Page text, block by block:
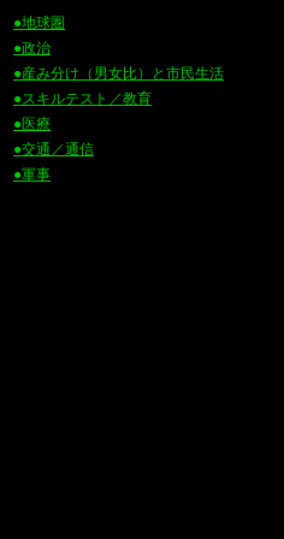
●地球圏
●政治
●産み分け（男女比）と市民生活
●スキルテスト／教育
●医療
●交通／通信
●軍事